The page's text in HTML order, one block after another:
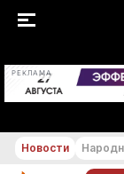
РЕКЛАМА
Новости